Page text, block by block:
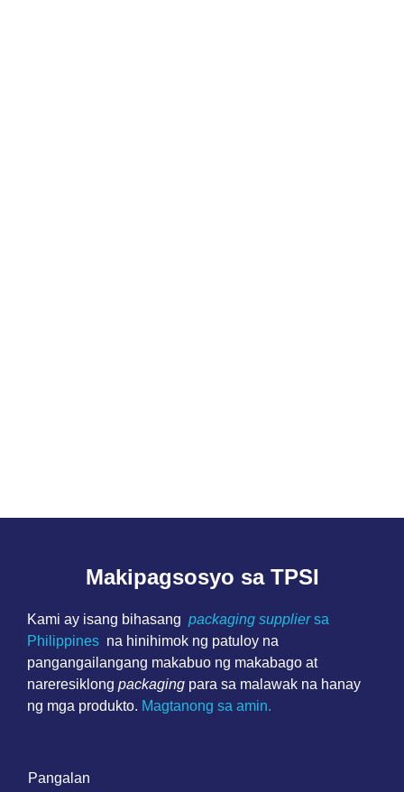
Makipagsosyo sa TPSI
Kami ay isang bihasang packaging suppliersa
Philippines na hinihimok ng patuloy na
pangangailangang makabuo ng makabago at
nareresiklong packaging para sa malawak na hanay
ng mga produkto. Magtanong sa amin.